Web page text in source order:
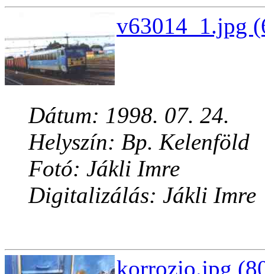
v63014_1.jpg
Dátum: 1998. 07. 24.
Helyszín: Bp. Kelenföld
Fotó: Jákli Imre
Digitalizálás: Jákli Imre
korrozio.jpg